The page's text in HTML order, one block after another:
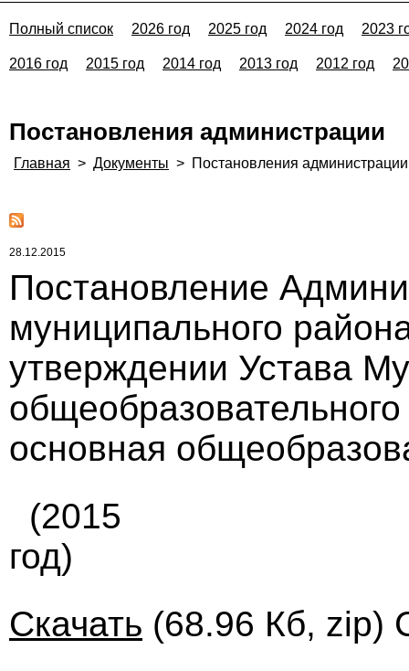
Полный список 2026 год 2025 год 2024 год 2023
2016 год 2015 год 2014 год 2013 год 2012 год
Постановления администрации
Главная > Документы > Постановления администрации
28.12.2015
Постановление
муниципального
утверждении Устава
основная
(2015
год)
Скачать (68.96 Кб, zip)